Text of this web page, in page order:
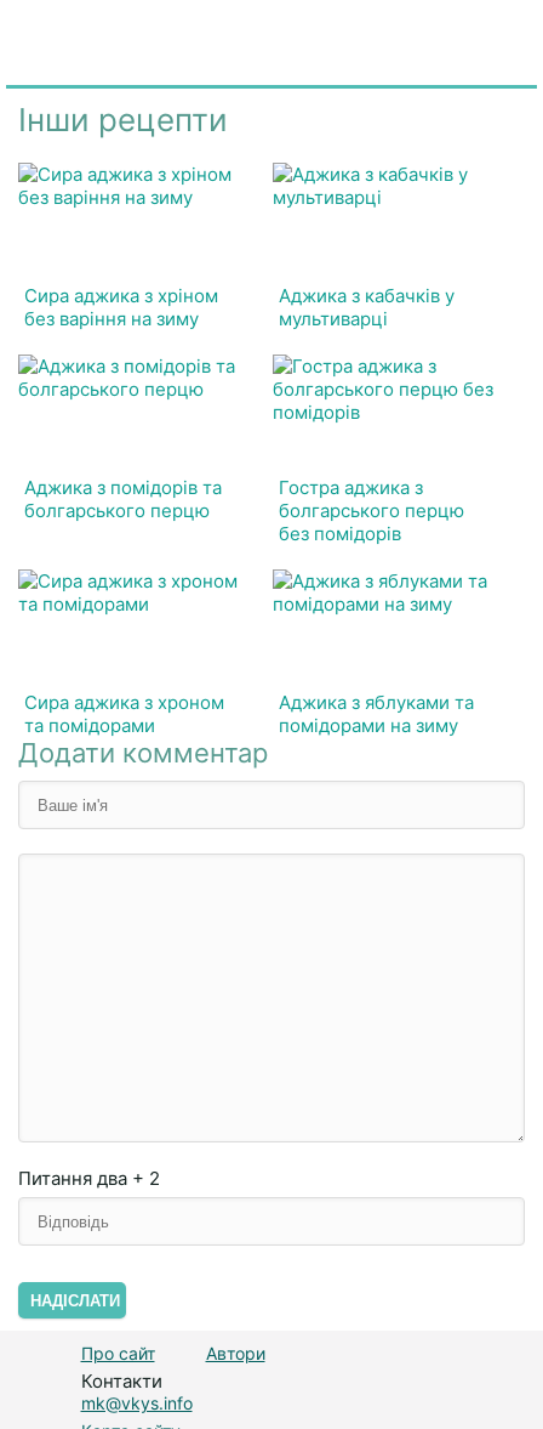
Інши рецепти
Сира аджика з хріном
без варіння на зиму
Аджика з кабачків у
мультиварці
Аджика з помідорів та
болгарського перцю
Гостра аджика з
болгарського перцю
без помідорів
Сира аджика з хроном
та помідорами
Аджика з яблуками та
помідорами на зиму
Додати комментар
Питання два + 2
НАДІСЛАТИ
Про сайт Автори
Контакти
mk@vkys.info